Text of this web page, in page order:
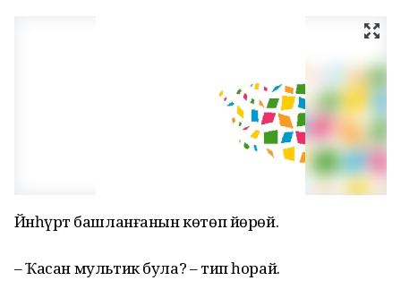
Йәнһүрәт башланғанын көтөп йөрөй.
– Ҡасан мультик була? – тип һорай.